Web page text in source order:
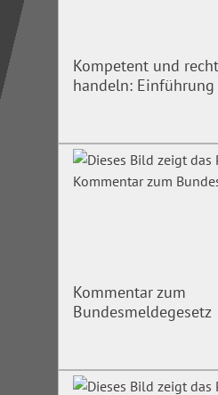
Kompetent und
handeln:
Kommentar zum
Bundesmeldegesetz